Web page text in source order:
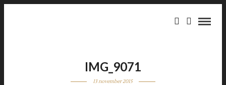
IMG_9071
13 november 2015